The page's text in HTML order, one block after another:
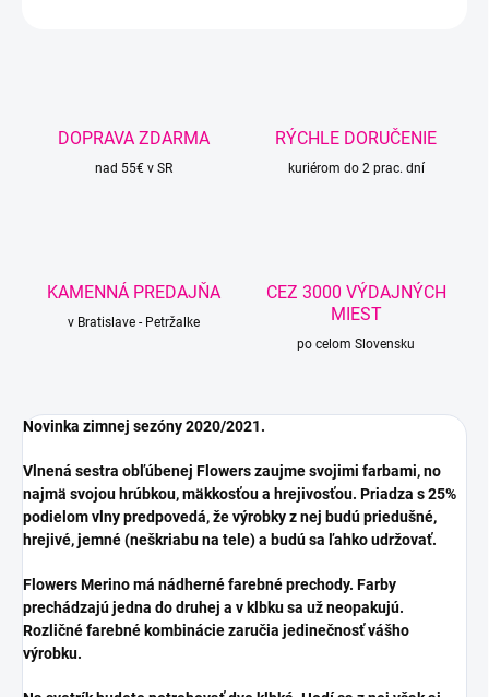
DOPRAVA ZDARMA
nad 55€ v SR
RÝCHLE DORUČENIE
kuriérom do 2 prac. dní
KAMENNÁ PREDAJŇA
v Bratislave - Petržalke
CEZ 3000 VÝDAJNÝCH
MIEST
po celom Slovensku
Novinka zimnej sezóny 2020/2021.
Vlnená sestra obľúbenej Flowers zaujme svojimi farbami, no
najmä svojou hrúbkou, mäkkosťou a hrejivosťou. Priadza s 25%
podielom vlny predpovedá, že výrobky z nej budú priedušné,
hrejivé, jemné (neškriabu na tele) a budú sa ľahko udržovať.
Flowers Merino má nádherné farebné prechody. Farby
prechádzajú jedna do druhej a v klbku sa už neopakujú.
Rozličné farebné kombinácie zaručia jedinečnosť vášho
výrobku.